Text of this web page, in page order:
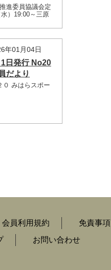
進委員協議会定
）19:00～三原
年01月04日
日発行 No20
だより
みはらスポー
会員利用規約
免責事項
お問い合わせ